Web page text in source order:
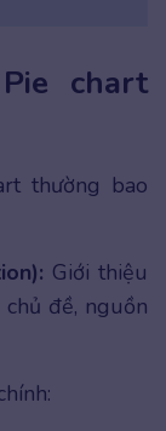
chart
thường bao
Giới thiệu
đề, nguồn